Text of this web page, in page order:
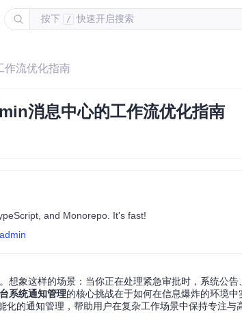
按下 / 快速开启搜索
作流优化指南
消息中心的工作流优化指南
and Monorepo. It's fast!
想象这样的场景：当你正在处理紧急审批时，系统公
系统通知管理的核心挑战在于如何在信息爆炸的环境中
的通知管理，帮助用户在复杂工作场景中保持专注与